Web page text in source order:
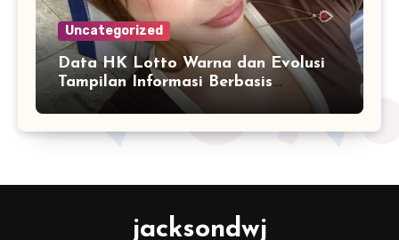
Uncategorized
Data HK Lotto Warna dan Evolusi
Tampilan Informasi Berbasis
Visualisasi Digital
jacksondwj